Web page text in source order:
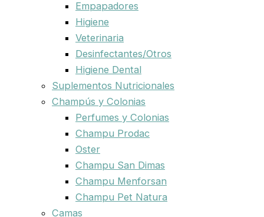
Empapadores
Higiene
Veterinaria
Desinfectantes/Otros
Higiene Dental
Suplementos Nutricionales
Champús y Colonias
Perfumes y Colonias
Champu Prodac
Oster
Champu San Dimas
Champu Menforsan
Champu Pet Natura
Camas